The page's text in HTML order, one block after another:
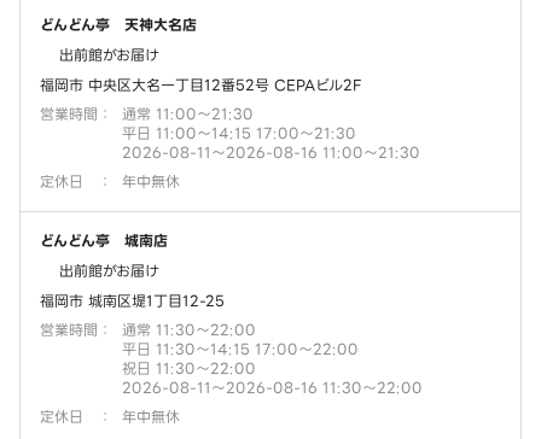
どんどん亭 天神大名店
出前館がお届け
福岡市 中央区大名一丁目12番52号 CEPAビル2F
営業時間 ：
通常 11:00～21:30
平日 11:00～14:15 17:00～21:30
2026-08-11～2026-08-16 11:00～21:30
定休日
： 年中無休
どんどん亭 城南店
出前館がお届け
福岡市 城南区堤1丁目12-25
営業時間 ：
通常 11:30～22:00
平日 11:30～14:15 17:00～22:00
祝日 11:30～22:00
2026-08-11～2026-08-16 11:30～22:00
定休日
： 年中無休